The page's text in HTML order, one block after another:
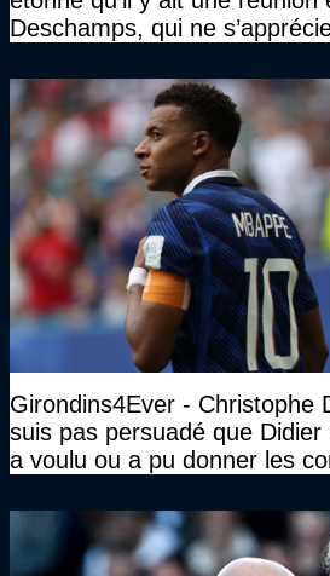
Deschamps, qui ne
Girondins4Ever - Christophe
suis pas persuadé que
a voulu ou a pu donner les